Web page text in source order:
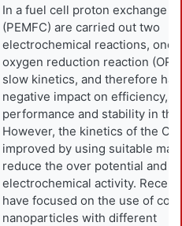
In a fuel cell proton exchange
(PEMFC) are carried out two
electrochemical reactions, one
oxygen reduction reaction
slow kinetics, and therefore
negative impact on efficiency,
performance and stability in the
However, the kinetics of the
improved by using suitable
reduce the over potential and
electrochemical activity.
have focused on the use of
nanoparticles with different